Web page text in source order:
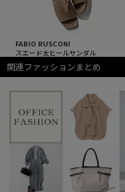
FABIO RUSCONI
スエード太ヒールサンダル
関連ファッションまとめ